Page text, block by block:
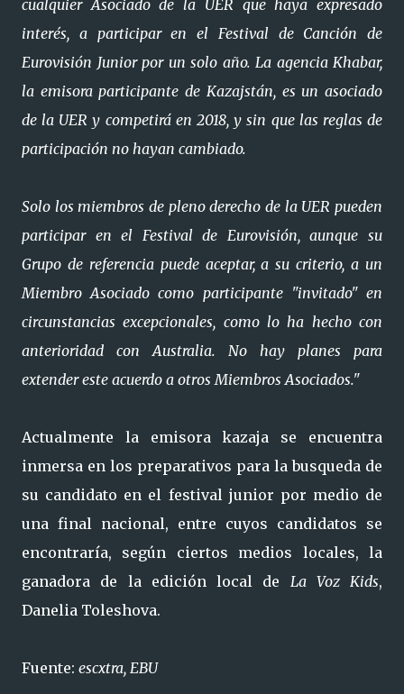
cualquier Asociado de la UER que haya expresado
interés, a participar en el Festival de Canción de
Eurovisión Junior por un solo año. La agencia Khabar,
la emisora ​​participante de Kazajstán, es un asociado
de la UER y competirá en 2018, y sin que las reglas de
participación no hayan cambiado.
Solo los miembros de pleno derecho de la UER pueden
participar en el Festival de Eurovisión, aunque su
Grupo de referencia puede aceptar, a su criterio, a un
Miembro Asociado como participante "invitado" en
circunstancias excepcionales, como lo ha hecho con
anterioridad con Australia. No hay planes para
extender este acuerdo a otros Miembros Asociados."
Actualmente la emisora kazaja se encuentra
inmersa en los preparativos para la busqueda de
su candidato en el festival junior por medio de
una final nacional, entre cuyos candidatos se
encontraría, según ciertos medios locales, la
ganadora de la edición local de La Voz Kids,
Danelia Toleshova.
Fuente: escxtra, EBU